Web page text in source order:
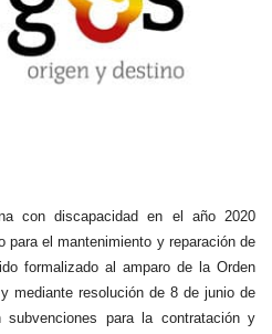
con discapacidad en el año 2020
para el mantenimiento y reparación de
formalizado al amparo de la Orden
mediante resolución de 8 de junio de
para la contratación y